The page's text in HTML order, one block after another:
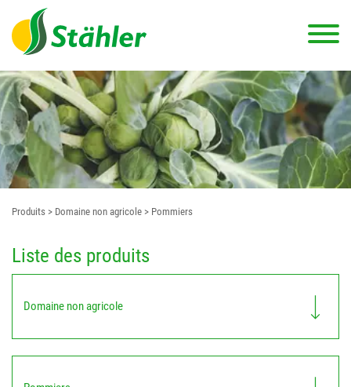
Produits > Domaine non agricole > Pommiers
Liste des produits
Domaine non agricole